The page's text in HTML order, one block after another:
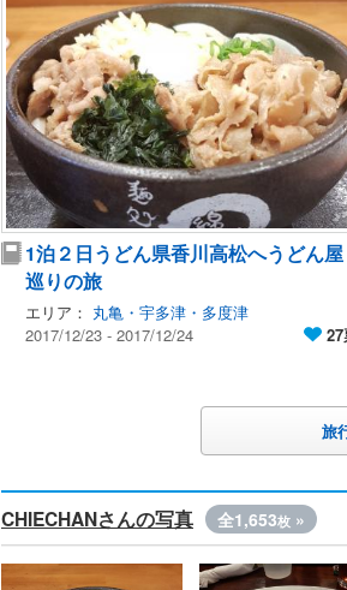
1泊２日うどん県香川高松へうどん屋
巡りの旅
エリア： 丸亀・宇多津・多度津
2017/12/23 - 2017/12/24
旅
CHIECHANさんの写真 全1,653枚 »